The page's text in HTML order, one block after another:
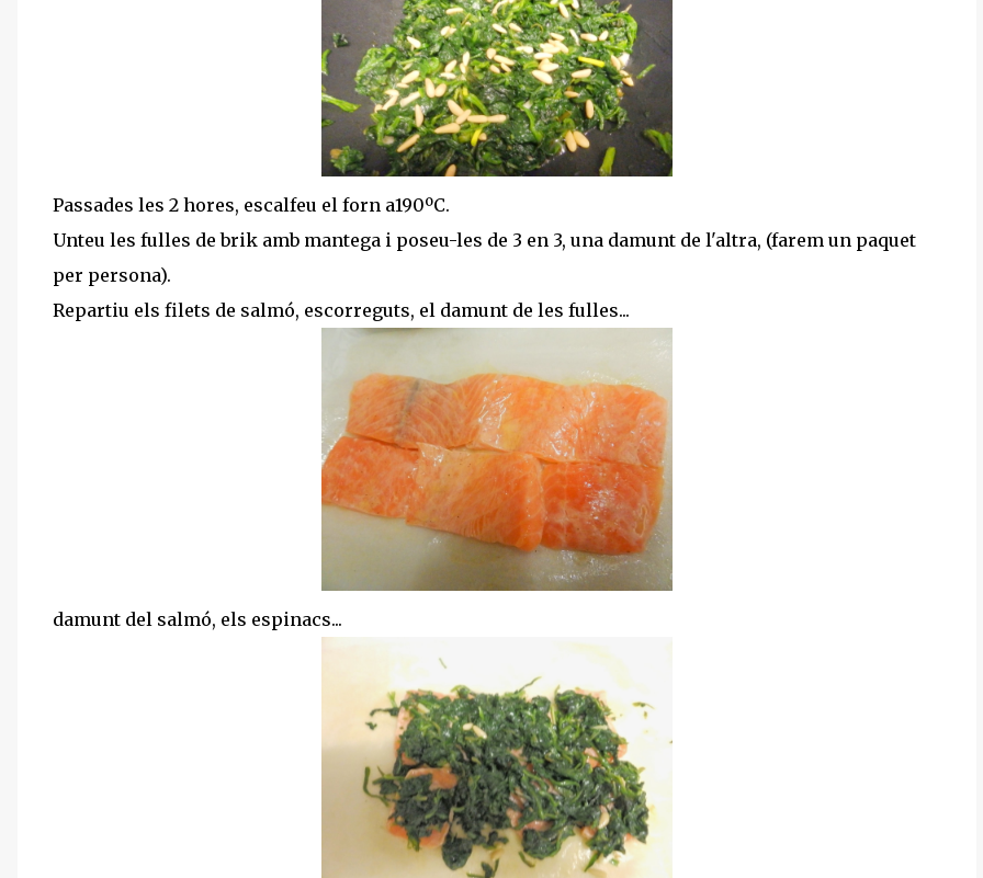
Passades les 2 hores, escalfeu el forn a190ºC.
Unteu les fulles de brik amb mantega i poseu-les de 3 en 3, una damunt de l'altra, (farem un paquet
per persona).
Repartiu els filets de salmó, escorreguts, el damunt de les fulles...
damunt del salmó, els espinacs...